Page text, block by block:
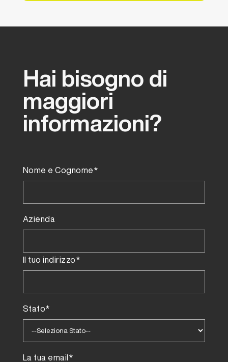
Hai bisogno di
maggiori
informazioni?
Nome e Cognome*
Azienda
Il tuo indirizzo*
Stato*
La tua email*